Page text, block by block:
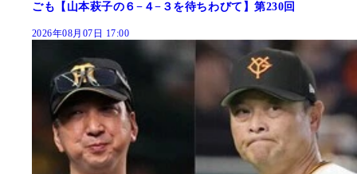
ごも【山本萩子の６−４−３を待ちわびて】第230回
2026年08月07日 17:00